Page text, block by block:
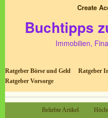
Create
Buchtipps
Immobilien,
Ratgeber Börse und Geld Ratgeber
Ratgeber Vorsorge
Beliebte Artikel